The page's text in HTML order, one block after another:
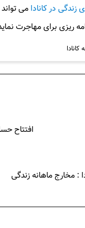
زندگی در کانادا می
ریزی برای مهاجرت
پ
ل
افتتاح
: مخارج ماهانه زندگی